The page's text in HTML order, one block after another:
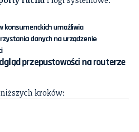
konsumenckich umożliwia
danych na urządzenie
przepustowości na routerze
kroków: